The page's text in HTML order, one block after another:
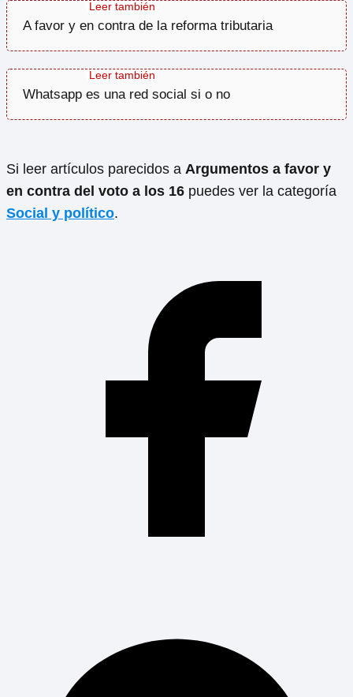
A favor y en contra de la reforma tributaria
Whatsapp es una red social si o no
Si leer artículos parecidos a Argumentos a favor y
en contra del voto a los 16 puedes ver la categoría
Social y político.